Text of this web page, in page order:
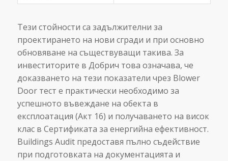
Тези стойности са задължителни за
проектирането на нови сгради и при основно
обновяване на съществуващи такива. За
инвеститорите в Добрич това означава, че
доказването на тези показатели чрез Blower
Door тест е практически необходимо за
успешното въвеждане на обекта в
експлоатация (Акт 16) и получаването на висок
клас в Сертификата за енергийна ефективност.
Buildings Audit предоставя пълно съдействие
при подготовката на документацията и